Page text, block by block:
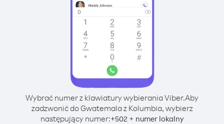
Wybrać numer z klawiatury wybierania Viber.Aby
zadzwonić do Gwatemala z Kolumbia, wybierz
następujący numer:+502+ numer lokalny